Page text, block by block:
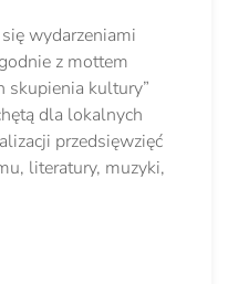
wydarzeniami
z mottem
skupienia kultury”
dla lokalnych
przedsięwzięć
literatury, muzyki,